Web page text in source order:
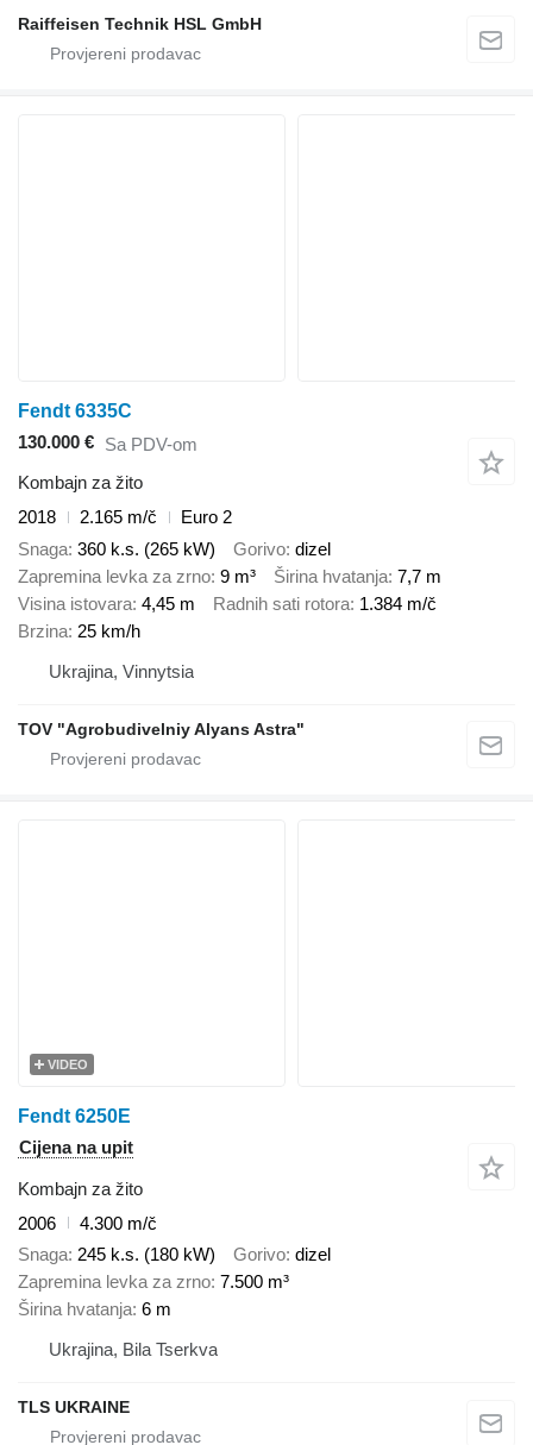
Raiffeisen Technik HSL GmbH
Fendt 6335C
130.000 € Sa PDV-om
Kombajn za žito
2018
2.165 m/č
Euro 2
Snaga 360 k.s. (265 kW) Gorivo dizel
Zapremina levka za zrno 9 m³ Širina hvatanja 7,7 m
Visina istovara 4,45 m Radnih sati rotora 1.384 m/č
Brzina 25 km/h
Ukrajina, Vinnytsia
TOV "Agrobudivelniy Alyans Astra"
VIDEO
Fendt 6250E
Cijena na upit
Kombajn za žito
2006
4.300 m/č
Snaga 245 k.s. (180 kW) Gorivo dizel
Zapremina levka za zrno 7.500 m³
Širina hvatanja 6 m
Ukrajina, Bila Tserkva
TLS UKRAINE